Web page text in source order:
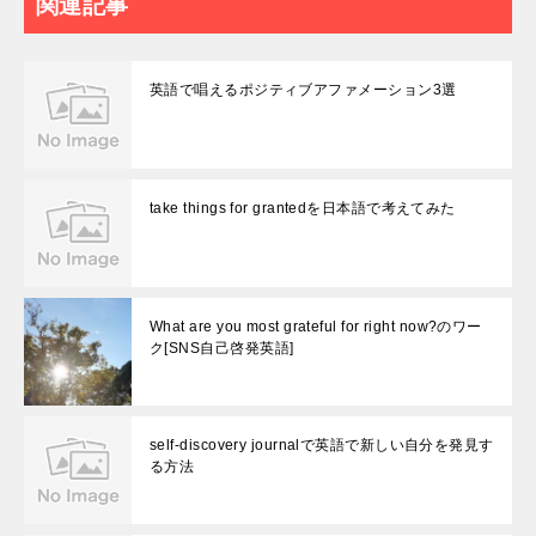
関連記事
英語で唱えるポジティブアファメーション3選
take things for grantedを日本語で考えてみた
What are you most grateful for right now?のワー
ク[SNS自己啓発英語]
self-discovery journalで英語で新しい自分を発見す
る方法